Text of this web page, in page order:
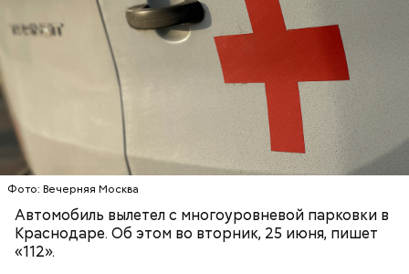
Фото: Вечерняя Москва
Автомобиль вылетел с многоуровневой парковки в
Краснодаре. Об этом во вторник, 25 июня, пишет
«112».
Как идет расследование
Врачи обнаружили в крови мальчика вещества,
противопоказанные при его хронической болезни.
Этот факт заинтересовал правоохранительные
органы, ведь на воспитание ребенка, имеющего
проблемы со здоровьем, выделяется большое
финансирование. В связи с чем по данному факту
было возбуждено уголовное дело по статье
«Причинение тяжкого вреда здоровью».
Подозреваемая / Фото: Соцсети